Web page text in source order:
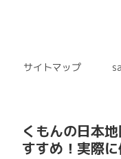
サイトマップ
くもんの日本
すすめ！実際